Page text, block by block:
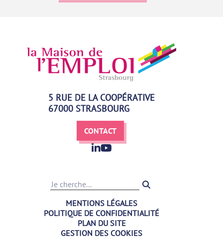
5 RUE DE LA COOPÉRATIVE
67000 STRASBOURG
CONTACT
Recherche
MENTIONS LÉGALES
POLITIQUE DE CONFIDENTIALITÉ
PLAN DU SITE
GESTION DES COOKIES